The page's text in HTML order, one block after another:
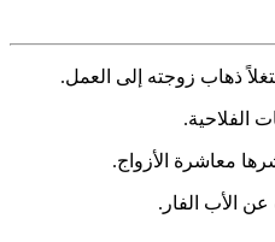
ذهاب زوجته إلى العمل.
الفلاحية.
الأب الفار.